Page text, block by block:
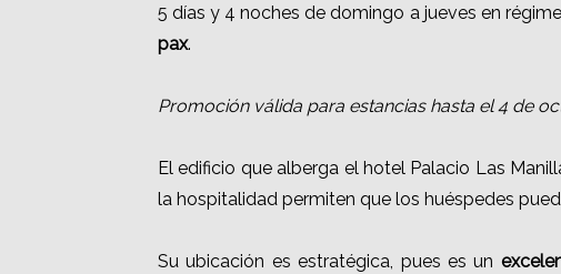
5 días y 4 noches de domingo a jueves en
pax.
Promoción válida para estancias hasta el 4 de
El edificio que alberga el hotel Palacio Las
la hospitalidad permiten que los huéspedes
Su ubicación es estratégica, pues es un